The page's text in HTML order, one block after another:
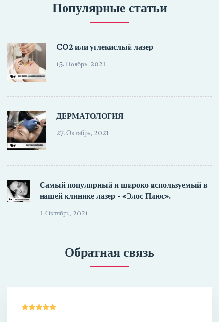
Популярные статьи
CO2 или углекислый лазер
15. Ноябрь, 2021
ДЕРМАТОЛОГИЯ
27. Октябрь, 2021
Самый популярный и широко используемый в
нашей клинике лазер - «Элос Плюс».
1. Октябрь, 2021
Обратная связь